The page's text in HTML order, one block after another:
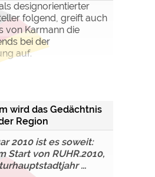
designorientierter
folgend, greift auch
von Karmann die
bei der
auf.
wird das Gedächtnis
Region
2010 ist es soweit:
Start von RUHR.2010,
...